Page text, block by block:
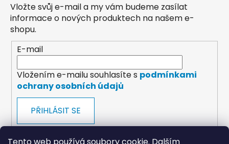
Vložte svůj e-mail a my vám budeme zasílat
informace o nových produktech na našem e-
shopu.
E-mail
Vložením e-mailu souhlasíte s podmínkami
ochrany osobních údajů
PŘIHLÁSIT SE